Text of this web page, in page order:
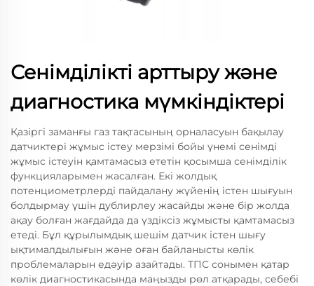
Сенімділікті арттыру және
диагностика мүмкіндіктері
Қазіргі заманғы газ тақтасының орналасуын бақылау
датчиктері жұмыс істеу мерзімі бойы үнемі сенімді
жұмыс істеуін қамтамасыз ететін қосымша сенімділік
функцияларымен жасалған. Екі жолдық
потенциометрлерді пайдалану жүйенің істен шығуын
болдырмау үшін дублирлеу жасайды және бір жолда
ақау болған жағдайда да үздіксіз жұмысты қамтамасыз
етеді. Бұл құрылымдық шешім датчик істен шығу
ықтималдылығын және оған байланысты көлік
проблемаларын едәуір азайтады. ТПС сонымен қатар
көлік диагностикасында маңызды рөл атқарады, себебі